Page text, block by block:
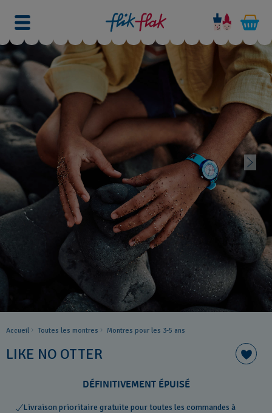
Accueil Toutes les montres Montres pour les 3-5 ans
LIKE NO OTTER
DÉFINITIVEMENT ÉPUISÉ
Livraison prioritaire gratuite pour toutes les commandes à